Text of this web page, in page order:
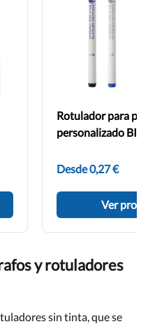
Rotulador para
personalizado BIC
Desde 0,27 €
Ver
y rotuladores
sin tinta, que se